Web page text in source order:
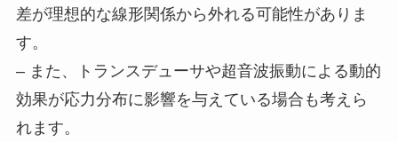
差が理想的な線形関係から外れる可能性がありま
す。
– また、トランスデューサや超音波振動による動的
効果が応力分布に影響を与えている場合も考えら
れます。